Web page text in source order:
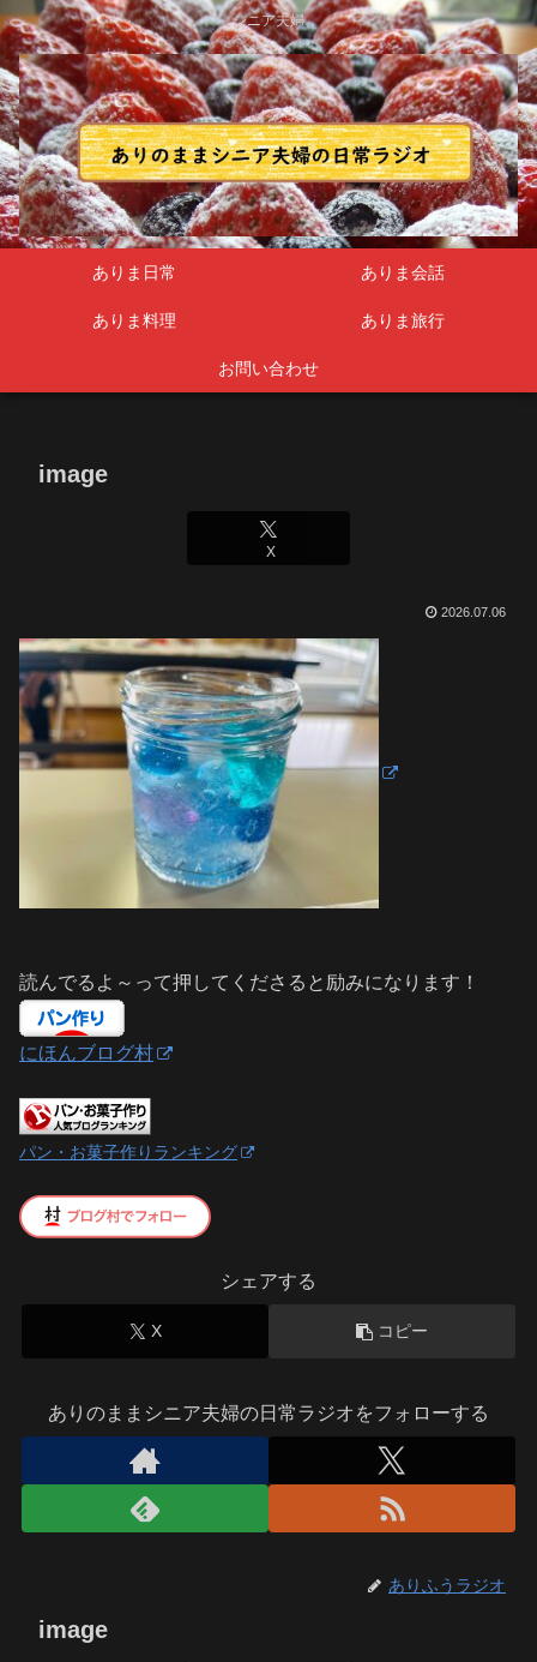
シニア夫婦
ありま日常 ありま会話
ありま料理 ありま旅行
お問い合わせ
image
X
2026.07.06
読んでるよ～って押してくださると励みになります！
にほんブログ村
パン・お菓子作りランキング
シェアする
X コピー
ありのままシニア夫婦の日常ラジオをフォローする
ありふうラジオ
image